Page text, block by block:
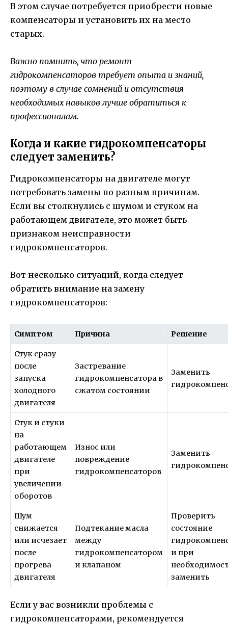
В этом случае потребуется приобрести новые
компенсаторы и установить их на место
старых.
Важно помнить, что ремонт
гидрокомпенсаторов требует опыта и знаний,
поэтому в случае сомнений и отсутствия
необходимых навыков лучше обратиться к
профессионалам.
Когда и какие гидрокомпенсаторы
следует заменить?
Гидрокомпенсаторы на двигателе могут
потребовать замены по разным причинам.
Если вы столкнулись с шумом и стуком на
работающем двигателе, это может быть
признаком неисправности
гидрокомпенсаторов.
Вот несколько ситуаций, когда следует
обратить внимание на замену
гидрокомпенсаторов:
Симптом Причина Решение
Стук сразу
после
запуска
холодного
двигателя
Застревание
гидрокомпенсатора в
сжатом состоянии
Заменить
Стук и стуки
на
работающем
двигателе
при
увеличении
оборотов
Износ или
повреждение
гидрокомпенсаторов
Заменить
Шум
снижается
или исчезает
после
прогрева
двигателя
Подтекание масла
между
гидрокомпенсатором
и клапаном
Проверить
состояние
и при
заменить
Если у вас возникли проблемы с
гидрокомпенсаторами, рекомендуется